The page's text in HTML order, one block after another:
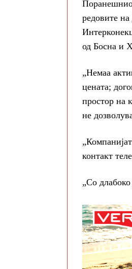
редовите
од Босна и
„Немаа
цената;
простор на
не
контакт
„Со